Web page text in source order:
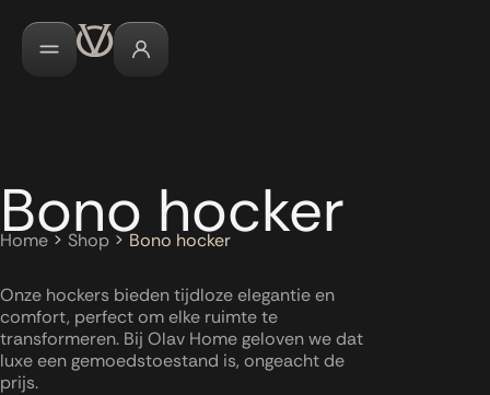
Bono hocker
Home > Shop > Bono hocker
Onze hockers bieden tijdloze elegantie en
comfort, perfect om elke ruimte te
transformeren. Bij Olav Home geloven we dat
luxe een gemoedstoestand is, ongeacht de
prijs.